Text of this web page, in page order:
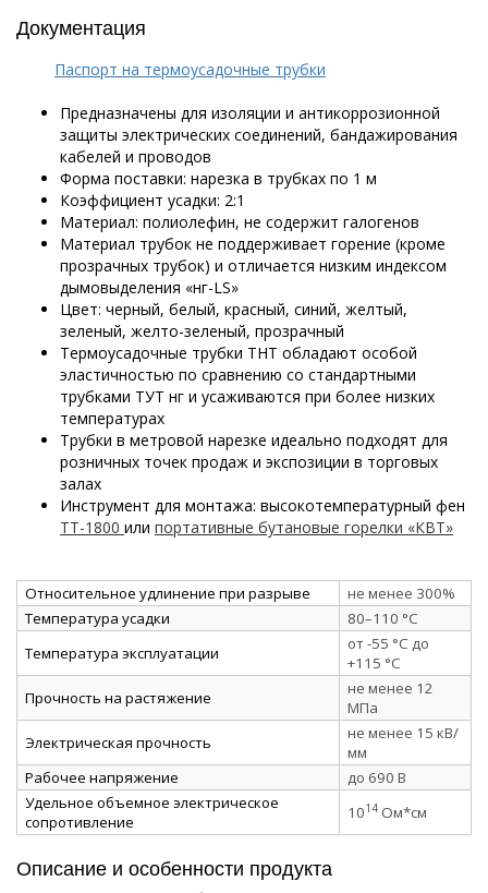
Документация
Паспорт на термоусадочные трубки
Предназначены для изоляции и антикоррозионной
защиты электрических соединений, бандажирования
кабелей и проводов
Форма поставки: нарезка в трубках по 1 м
Коэффициент усадки: 2:1
Материал: полиолефин, не содержит галогенов
Материал трубок не поддерживает горение (кроме
прозрачных трубок) и отличается низким индексом
дымовыделения «нг-LS»
Цвет: черный, белый, красный, синий, желтый,
зеленый, желто-зеленый, прозрачный
Термоусадочные трубки ТНТ обладают особой
эластичностью по сравнению со стандартными
трубками ТУТ нг и усаживаются при более низких
температурах
Трубки в метровой нарезке идеально подходят для
розничных точек продаж и экспозиции в торговых
залах
Инструмент для монтажа: высокотемпературный фен
ТТ-1800 или портативные бутановые горелки «КВТ»
Относительное удлинение при разрыве
не менее 300%
Температура усадки
80–110 °C
Температура эксплуатации
от -55 °C до
+115 °C
Прочность на растяжение
не менее 12
МПа
Электрическая прочность
не менее 15 кВ/
мм
Рабочее напряжение
до 690 В
Удельное объемное электрическое
сопротивление
1014 Ом*см
Описание и особенности продукта